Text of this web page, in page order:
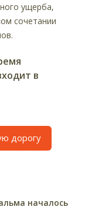
ущерба,
сочетании
в
дорогу
началось